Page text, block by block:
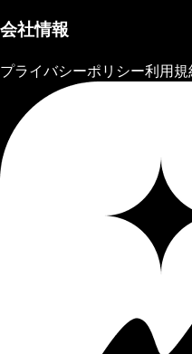
会社情報
プライバシーポリシー利用規